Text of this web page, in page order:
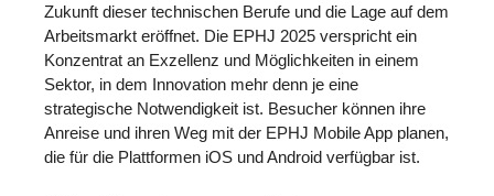
Zukunft dieser technischen Berufe und die Lage auf dem
Arbeitsmarkt eröffnet. Die EPHJ 2025 verspricht ein
Konzentrat an Exzellenz und Möglichkeiten in einem
Sektor, in dem Innovation mehr denn je eine
strategische Notwendigkeit ist. Besucher können ihre
Anreise und ihren Weg mit der EPHJ Mobile App planen,
die für die Plattformen iOS und Android verfügbar ist.